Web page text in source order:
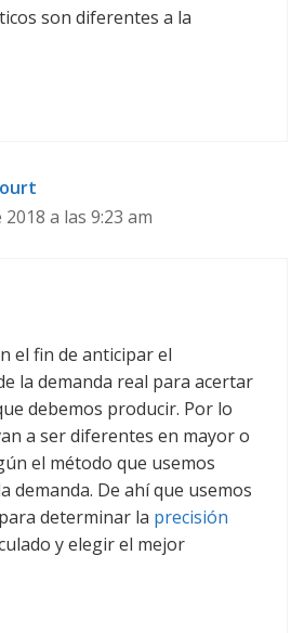
son diferentes a la
a las 9:23 am
el fin de anticipar el
la demanda real para acertar
debemos producir. Por lo
a ser diferentes en mayor o
el método que usemos
demanda. De ahí que usemos
determinar la precisión
y elegir el mejor